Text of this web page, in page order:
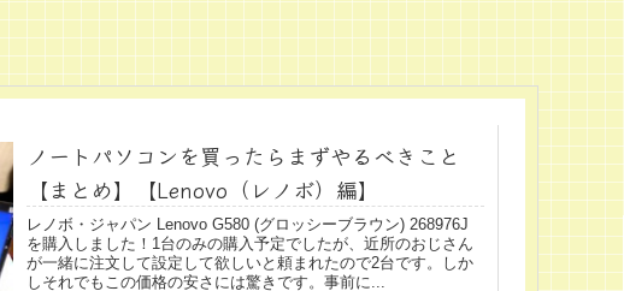
ノートパソコンを買ったらまずやるべきこと
【まとめ】【Lenovo（レノボ）編】
レノボ・ジャパン Lenovo G580 (グロッシーブラウン) 268976J
を購入しました！1台のみの購入予定でしたが、近所のおじさん
が一緒に注文して設定して欲しいと頼まれたので2台です。しか
しそれでもこの価格の安さには驚きです。事前に...